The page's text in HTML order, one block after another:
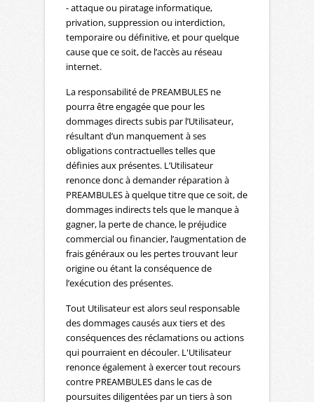
- attaque ou piratage informatique,
privation, suppression ou interdiction,
temporaire ou définitive, et pour quelque
cause que ce soit, de l’accès au réseau
internet.
La responsabilité de PREAMBULES ne
pourra être engagée que pour les
dommages directs subis par l’Utilisateur,
résultant d’un manquement à ses
obligations contractuelles telles que
définies aux présentes. L’Utilisateur
renonce donc à demander réparation à
PREAMBULES à quelque titre que ce soit, de
dommages indirects tels que le manque à
gagner, la perte de chance, le préjudice
commercial ou financier, l’augmentation de
frais généraux ou les pertes trouvant leur
origine ou étant la conséquence de
l’exécution des présentes.
Tout Utilisateur est alors seul responsable
des dommages causés aux tiers et des
conséquences des réclamations ou actions
qui pourraient en découler. L'Utilisateur
renonce également à exercer tout recours
contre PREAMBULES dans le cas de
poursuites diligentées par un tiers à son